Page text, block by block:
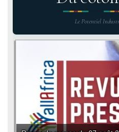
Le Potentiel